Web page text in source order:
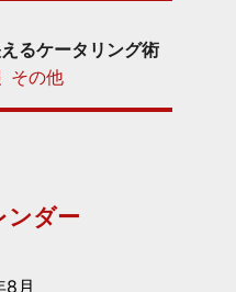
るケータリング術
その他
ンダー
月